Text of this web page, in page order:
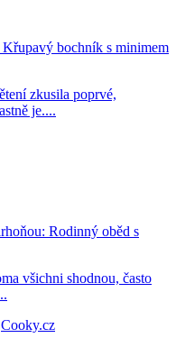
Křupavý bochník s minimem
zkusila poprvé,
je....
Rodinný oběd s
všichni shodnou, často
Cooky.cz